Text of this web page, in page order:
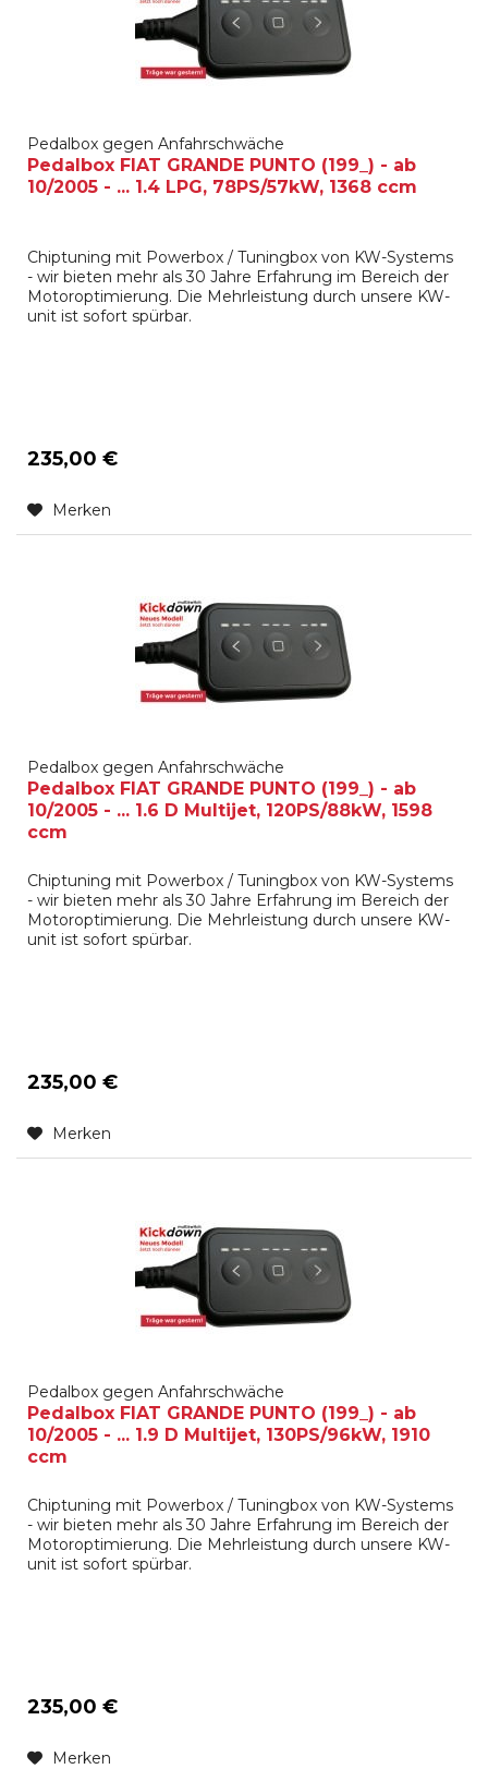
Pedalbox gegen Anfahrschwäche
Pedalbox FIAT GRANDE PUNTO (199_) - ab
10/2005 - ... 1.4 LPG, 78PS/57kW, 1368 ccm
Chiptuning mit Powerbox / Tuningbox von KW-Systems
- wir bieten mehr als 30 Jahre Erfahrung im Bereich der
Motoroptimierung. Die Mehrleistung durch unsere KW-
unit ist sofort spürbar.
235,00 €
Merken
Pedalbox gegen Anfahrschwäche
Pedalbox FIAT GRANDE PUNTO (199_) - ab
10/2005 - ... 1.6 D Multijet, 120PS/88kW, 1598
ccm
Chiptuning mit Powerbox / Tuningbox von KW-Systems
- wir bieten mehr als 30 Jahre Erfahrung im Bereich der
Motoroptimierung. Die Mehrleistung durch unsere KW-
unit ist sofort spürbar.
235,00 €
Merken
Pedalbox gegen Anfahrschwäche
Pedalbox FIAT GRANDE PUNTO (199_) - ab
10/2005 - ... 1.9 D Multijet, 130PS/96kW, 1910
ccm
Chiptuning mit Powerbox / Tuningbox von KW-Systems
- wir bieten mehr als 30 Jahre Erfahrung im Bereich der
Motoroptimierung. Die Mehrleistung durch unsere KW-
unit ist sofort spürbar.
235,00 €
Merken